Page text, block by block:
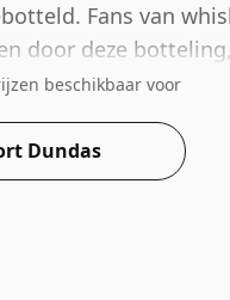
Fans van
door deze
beschikbaar voor
Dundas